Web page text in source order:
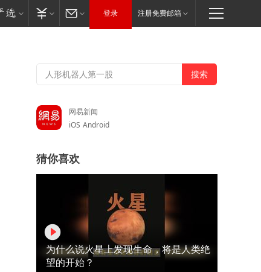
登录 注册免费邮箱
网易新闻
iOS Android
猜你喜欢
为什么说火星上发现生命，将是人类绝
望的开始？